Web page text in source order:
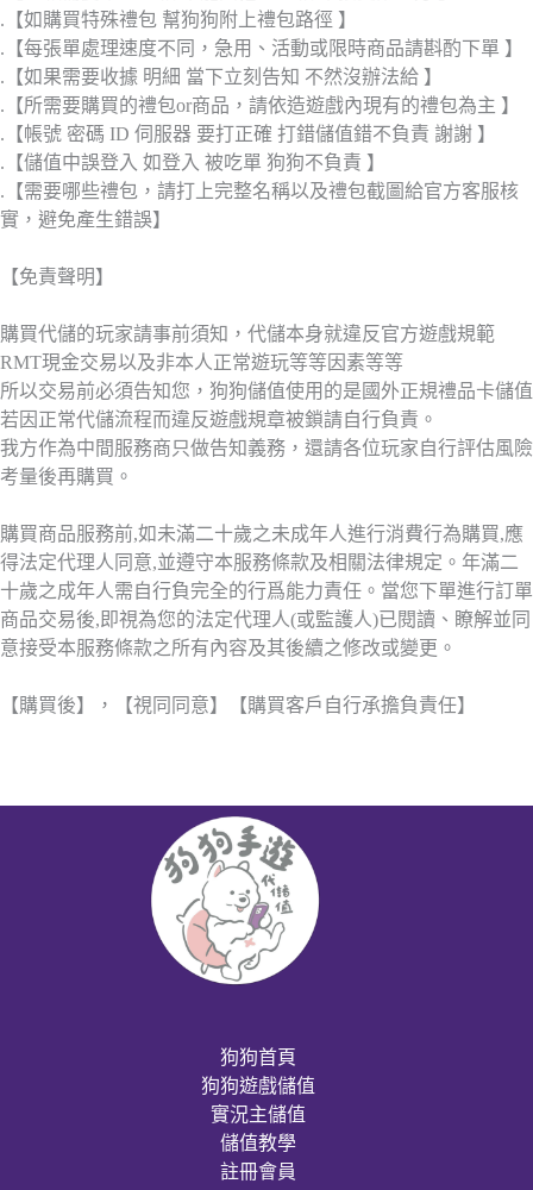
.【如購買特殊禮包 幫狗狗附上禮包路徑 】
.【每張單處理速度不同，急用、活動或限時商品請斟酌下單 】
.【如果需要收據 明細 當下立刻告知 不然沒辦法給 】
.【所需要購買的禮包or商品，請依造遊戲內現有的禮包為主 】
.【帳號 密碼 ID 伺服器 要打正確 打錯儲值錯不負責 謝謝 】
.【儲值中誤登入 如登入 被吃單 狗狗不負責 】
.【需要哪些禮包，請打上完整名稱以及禮包截圖給官方客服核
實，避免產生錯誤】
【免責聲明】
購買代儲的玩家請事前須知，代儲本身就違反官方遊戲規範
RMT現金交易以及非本人正常遊玩等等因素等等
所以交易前必須告知您，狗狗儲值使用的是國外正規禮品卡儲值
若因正常代儲流程而違反遊戲規章被鎖請自行負責。
我方作為中間服務商只做告知義務，還請各位玩家自行評估風險
考量後再購買。
購買商品服務前,如未滿二十歲之未成年人進行消費行為購買,應
得法定代理人同意,並遵守本服務條款及相關法律規定。年滿二
十歲之成年人需自行負完全的行爲能力責任。當您下單進行訂單
商品交易後,即視為您的法定代理人(或監護人)已閱讀、瞭解並同
意接受本服務條款之所有內容及其後續之修改或變更。
【購買後】，【視同同意】【購買客戶自行承擔負責任】
狗狗首頁
狗狗遊戲儲值
實況主儲值
儲值教學
註冊會員